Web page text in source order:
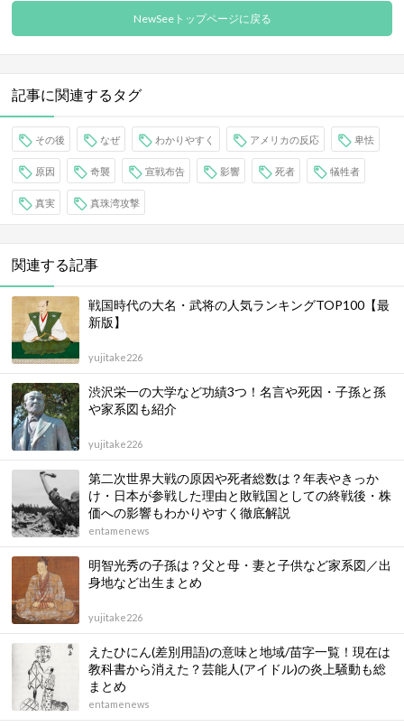
NewSeeトップページに戻る
記事に関連するタグ
その後 なぜ わかりやすく アメリカの反応 卑怯
原因 奇襲 宣戦布告 影響 死者 犠牲者
真実 真珠湾攻撃
関連する記事
戦国時代の大名・武将の人気ランキングTOP100【最
新版】
yujitake226
渋沢栄一の大学など功績3つ！名言や死因・子孫と孫
や家系図も紹介
yujitake226
第二次世界大戦の原因や死者総数は？年表やきっか
け・日本が参戦した理由と敗戦国としての終戦後・株
価への影響もわかりやすく徹底解説
entamenews
明智光秀の子孫は？父と母・妻と子供など家系図／出
身地など出生まとめ
yujitake226
えたひにん(差別用語)の意味と地域/苗字一覧！現在は
教科書から消えた？芸能人(アイドル)の炎上騒動も総
まとめ
entamenews